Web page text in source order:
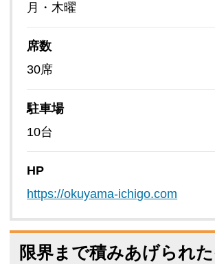
月・木曜
席数
30席
駐車場
10台
HP
https://okuyama-ichigo.com
限界まで積みあげられ